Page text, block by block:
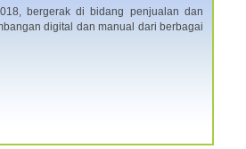
bergerak di bidang penjualan dan
digital dan manual dari berbagai